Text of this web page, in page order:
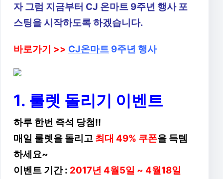
자 그럼 지금부터 CJ 온마트 9주년 행사 포
스팅을 시작하도록 하겠습니다.
바로가기 >> CJ온마트 9주년 행사
1. 룰렛 돌리기 이벤트
하루 한번 즉석 당첨!!
매일 룰렛을 돌리고 최대 49% 쿠폰을 득템
하세요~
이벤트 기간 : 2017년 4월5일 ~ 4월18일